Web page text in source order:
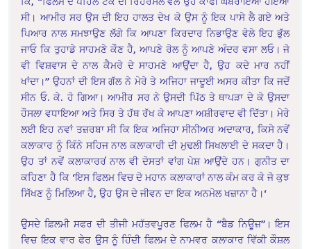
ਸੀ। ਆਮੀਰ ਸਰ ਉਸ ਦੀ ਇਹ ਹਾਲਤ ਦੇਖ ਕੇ ਉਸ ਨੂੰ ਇਕ ਪਾਸੇ ਲੈ ਗਏ ਅਤੇ
ਪਿਆਰ ਨਾਲ ਸਮਝਾਉਣ ਲੱਗੇ ਕਿ ਆਪਣਾ ਕਿਰਦਾਰ ਨਿਭਾਉਣ ਵੇਲੇ ਇਹ ਭੁੱਲ
ਜਾਓ ਕਿ ਤੁਹਾਡੇ ਸਾਹਮਣੇ ਕੌਣ ਹੈ, ਆਪਣੇ ਰੋਲ ਨੂੰ ਆਪਣੇ ਅੰਦਰ ਵਸਾ ਲਓ। ਜੋ
ਵੀ ਵਿਸ਼ਵਾਸ ਦੇ ਨਾਲ ਕੈਮਰੇ ਦੇ ਸਾਹਮਣੇ ਆਉਂਦਾ ਹੈ, ਉਹ ਕਦੇ ਮਾਰ ਨਹੀਂ
ਖਾਂਦਾ।” ਉਹਨਾਂ ਦੀ ਇਸ ਗੱਲ ਨੇ ਮੇਰੇ ਤੇ ਅਜਿਹਾ ਜਾਦੂਈ ਅਸਰ ਕੀਤਾ ਕਿ ਜਦੋਂ
ਸੀਨ ਓ. ਕੇ. ਹੋ ਗਿਆ। ਆਮੀਰ ਸਰ ਨੇ ਉਸਦੀ ਪਿੱਠ ਤੇ ਥਾਪੜਾ ਦੇ ਕੇ ਉਸਦਾ
ਹੌਸਲਾ ਵਧਾਇਆ ਅਤੇ ਸਿਰ ਤੇ ਹੱਥ ਰੱਖ ਕੇ ਆਪਣਾ ਅਸ਼ੀਰਵਾਦ ਵੀ ਦਿੱਤਾ। ਮੇਰੇ
ਲਈ ਇਹ ਨਵਾਂ ਤਜ਼ਰਬਾ ਸੀ ਕਿ ਇਕ ਅਜਿਹਾ ਸੀਨੀਅਰ ਅਦਾਕਾਰ, ਕਿਸੇ ਨਵੇਂ
ਕਲਾਕਾਰ ਨੂੰ ਕਿੰਨੇ ਸਹਿਜ ਨਾਲ ਕਲਾਕਾਰੀ ਦੀ ਮੁਢਲੀ ਸਿਖਲਾਈ ਦੇ ਸਕਦਾ ਹੈ।
ਉਹ ਤਾਂ ਨਵੇਂ ਕਲਾਕਾਰਰਂ ਨਾਲ ਵੀ ਦੋਸਤਾਂ ਵਾਂਗ ਪੇਸ਼ ਆਉਂਦੇ ਹਨ। ਗੁਨੀਤ ਦਾ
ਕਹਿਣਾ ਹੈ ਕਿ ‘ਇਸ ਫਿਲਮ ਵਿਚ ਦੋ ਮਹਾਨ ਕਲਾਕਾਰਾਂ ਨਾਲ ਕੰਮ ਕਰ ਕੇ ਜੋ ਕੁਝ
ਸਿੱਖਣ ਨੂੰ ਮਿਲਿਆ ਹੈ, ਉਹ ਉਸ ਦੇ ਜੀਵਨ ਦਾ ਇਕ ਅਨਮੋਲ ਖਜ਼ਾਨਾ ਹੈ।‘
ਉਸਦੇ ਫ਼ਿਲਮੀ ਸਫਰ ਦੀ ਤੀਜੀ ਮਹੱਤਵਪੂਰਣ ਫਿਲਮ ਹੈ “ਬੈਡ ਨਿਊਜ਼”। ਇਸ
ਵਿਚ ਇਕ ਵਾਰ ਫੇਰ ਉਸ ਨੂੰ ਹਿੰਦੀ ਫਿਲਮ ਦੇ ਨਾਮਵਰ ਕਲਾਕਾਰ ਵਿੱਕੀ ਕੌਸ਼ਲ